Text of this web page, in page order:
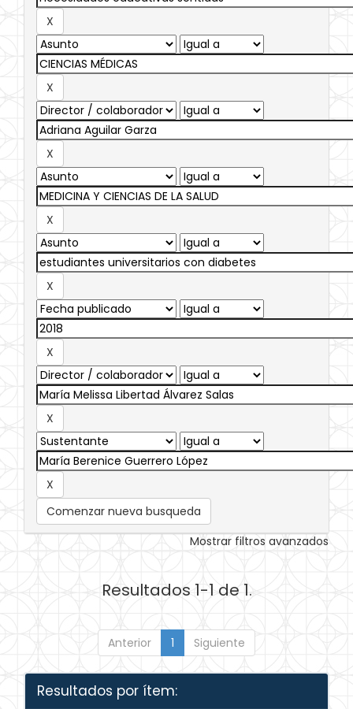
Comenzar nueva busqueda
Mostrar filtros avanzados
Resultados 1-1 de 1.
Anterior 1 Siguiente
Resultados por ítem: